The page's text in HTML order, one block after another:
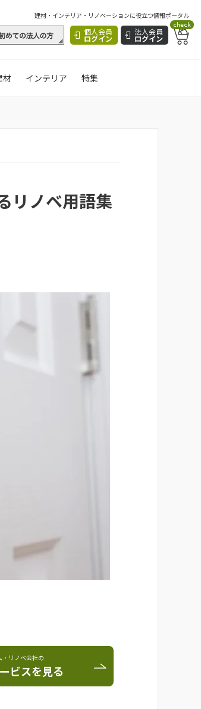
建材・インテリア・リノベーションに役立つ情報ポータル
個人会員
ログイン
法人会員
ログイン
check
材 インテリア 特集
リノベ用語集
・リノベ会社の
ビスを見る